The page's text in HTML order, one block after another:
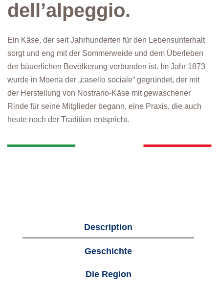
dell’alpeggio.
Ein Käse, der seit Jahrhunderten für den Lebensunterhalt
sorgt und eng mit der Sommerweide und dem Überleben
der bäuerlichen Bevölkerung verbunden ist. Im Jahr 1873
wurde in Moena der „casello sociale“ gegründet, der mit
der Herstellung von Nostrano-Käse mit gewaschener
Rinde für seine Mitglieder begann, eine Praxis, die auch
heute noch der Tradition entspricht.
Description
Geschichte
Die Region